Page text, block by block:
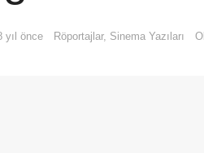
yıl önce Röportajlar, Sinema Yazıları